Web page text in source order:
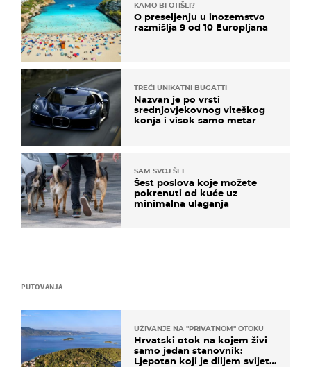
PUTOVANJA
UŽIVANJE NA "PRIVATNOM" OTOKU
Hrvatski otok na kojem živi
samo jedan stanovnik:
Ljepotan koji je diljem svijeta
KAMO BI OTIŠLI?
O preseljenju u inozemstvo
razmišlja 9 od 10 Europljana
TREĆI UNIKATNI BUGATTI
Nazvan je po vrsti
srednjovjekovnog viteškog
konja i visok samo metar
SAM SVOJ ŠEF
Šest poslova koje možete
pokrenuti od kuće uz
minimalna ulaganja